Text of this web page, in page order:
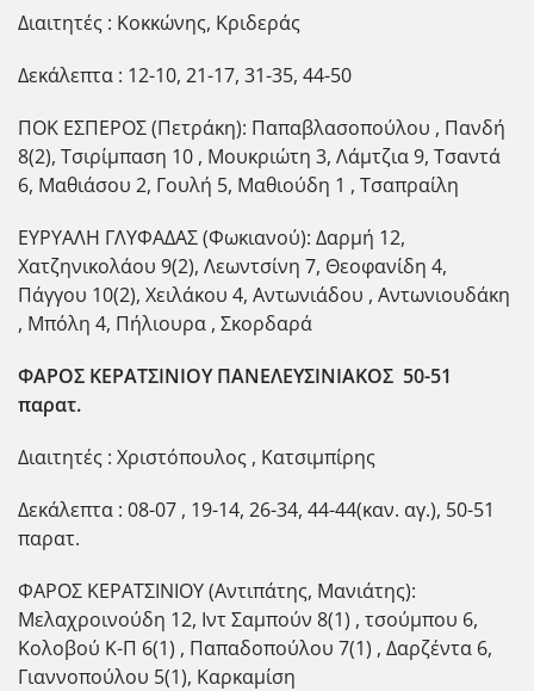
Διαιτητές : Κοκκώνης, Κριδεράς
Δεκάλεπτα : 12-10, 21-17, 31-35, 44-50
ΠΟΚ ΕΣΠΕΡΟΣ (Πετράκη): Παπαβλασοπούλου , Πανδή
8(2), Τσιρίμπαση 10 , Μουκριώτη 3, Λάμτζια 9, Τσαντά
6, Μαθιάσου 2, Γουλή 5, Μαθιούδη 1 , Τσαπραίλη
ΕΥΡΥΑΛΗ ΓΛΥΦΑΔΑΣ (Φωκιανού): Δαρμή 12,
Χατζηνικολάου 9(2), Λεωντσίνη 7, Θεοφανίδη 4,
Πάγγου 10(2), Χειλάκου 4, Αντωνιάδου , Αντωνιουδάκη
, Μπόλη 4, Πήλιουρα , Σκορδαρά
ΦΑΡΟΣ ΚΕΡΑΤΣΙΝΙΟΥ ΠΑΝΕΛΕΥΣΙΝΙΑΚΟΣ 50-51
παρατ.
Διαιτητές : Χριστόπουλος , Κατσιμπίρης
Δεκάλεπτα : 08-07 , 19-14, 26-34, 44-44(καν. αγ.), 50-51
παρατ.
ΦΑΡΟΣ ΚΕΡΑΤΣΙΝΙΟΥ (Αντιπάτης, Μανιάτης):
Μελαχροινούδη 12, Ιντ Σαμπούν 8(1) , τσούμπου 6,
Κολοβού Κ-Π 6(1) , Παπαδοπούλου 7(1) , Δαρζέντα 6,
Γιαννοπούλου 5(1), Καρκαμίση